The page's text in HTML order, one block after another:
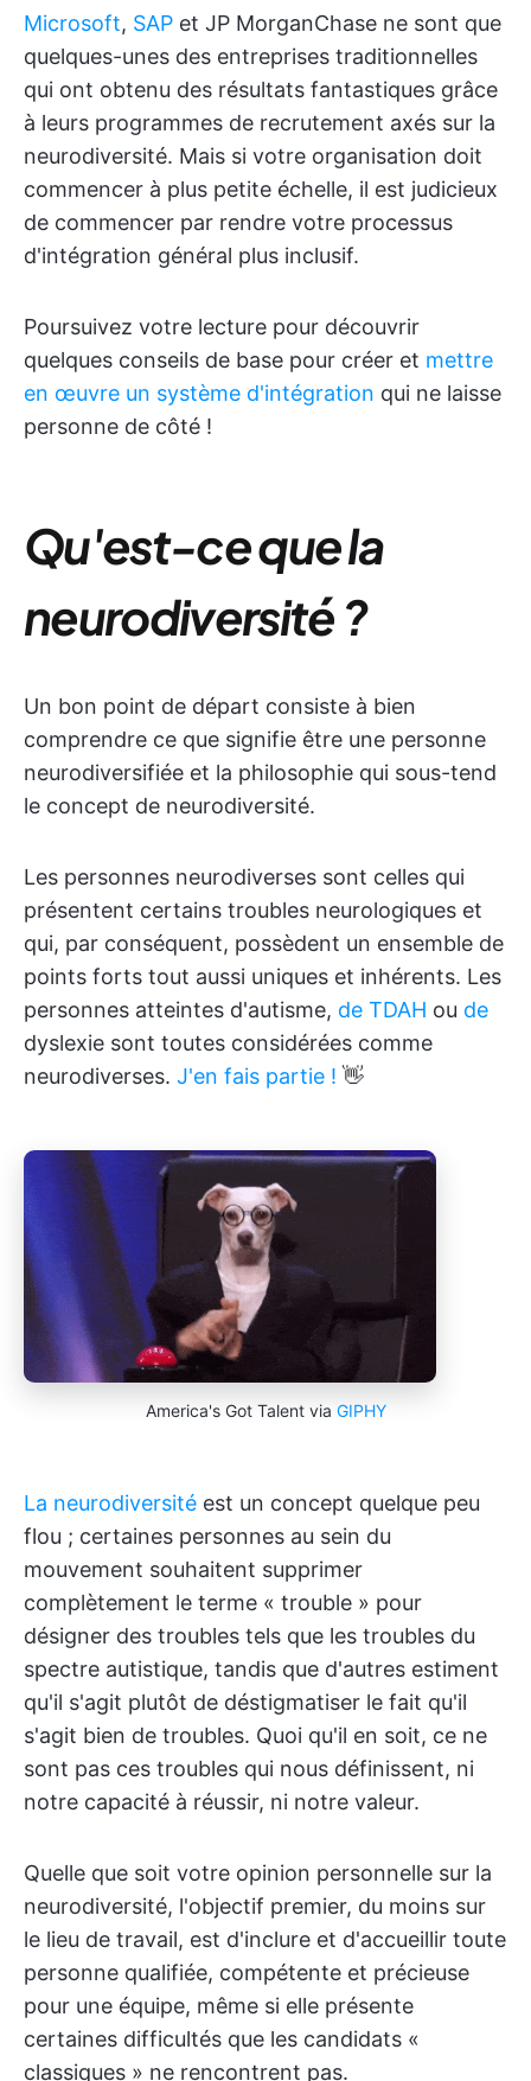
Microsoft, SAP et JP MorganChase ne sont que
quelques-unes des entreprises traditionnelles
qui ont obtenu des résultats fantastiques grâce
à leurs programmes de recrutement axés sur la
neurodiversité. Mais si votre organisation doit
commencer à plus petite échelle, il est judicieux
de commencer par rendre votre processus
d'intégration général plus inclusif.
Poursuivez votre lecture pour découvrir
quelques conseils de base pour créer et mettre
en œuvre un système d'intégration qui ne laisse
personne de côté !
Qu'est-ce que la
neurodiversité ?
Un bon point de départ consiste à bien
comprendre ce que signifie être une personne
neurodiversifiée et la philosophie qui sous-tend
le concept de neurodiversité.
Les personnes neurodiverses sont celles qui
présentent certains troubles neurologiques et
qui, par conséquent, possèdent un ensemble de
points forts tout aussi uniques et inhérents. Les
personnes atteintes d'autisme, de TDAH ou de
dyslexie sont toutes considérées comme
neurodiverses. J'en fais partie ! 👋
America's Got Talent via GIPHY
La neurodiversité est un concept quelque peu
flou ; certaines personnes au sein du
mouvement souhaitent supprimer
complètement le terme « trouble » pour
désigner des troubles tels que les troubles du
spectre autistique, tandis que d'autres estiment
qu'il s'agit plutôt de déstigmatiser le fait qu'il
s'agit bien de troubles. Quoi qu'il en soit, ce ne
sont pas ces troubles qui nous définissent, ni
notre capacité à réussir, ni notre valeur.
Quelle que soit votre opinion personnelle sur la
neurodiversité, l'objectif premier, du moins sur
le lieu de travail, est d'inclure et d'accueillir toute
personne qualifiée, compétente et précieuse
pour une équipe, même si elle présente
certaines difficultés que les candidats «
classiques » ne rencontrent pas.